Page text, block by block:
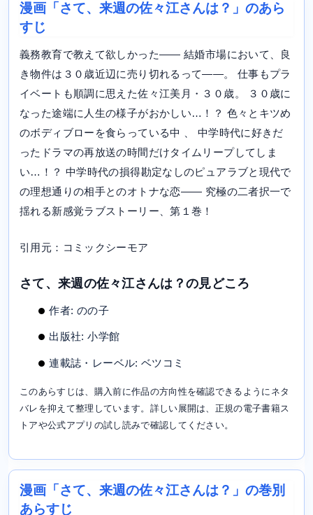
漫画「さて、来週の佐々江さんは？」のあら
すじ
義務教育で教えて欲しかった―― 結婚市場において、良
き物件は３０歳近辺に売り切れるって――。 仕事もプラ
イベートも順調に思えた佐々江美月・３０歳。 ３０歳に
なった途端に人生の様子がおかしい…！？ 色々とキツめ
のボディブローを食らっている中 、 中学時代に好きだ
ったドラマの再放送の時間だけタイムリープしてしま
い…！？ 中学時代の損得勘定なしのピュアラブと現代で
の理想通りの相手とのオトナな恋―― 究極の二者択一で
揺れる新感覚ラブストーリー、第１巻！
引用元：コミックシーモア
さて、来週の佐々江さんは？の見どころ
作者: のの子
出版社: 小学館
連載誌・レーベル: ベツコミ
このあらすじは、購入前に作品の方向性を確認できるようにネタ
バレを抑えて整理しています。詳しい展開は、正規の電子書籍ス
トアや公式アプリの試し読みで確認してください。
漫画「さて、来週の佐々江さんは？」の巻別
あらすじ